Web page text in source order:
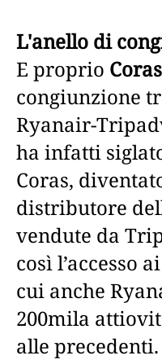
L'anello di
E proprio Coras
congiunzione
Ryanair-
ha infatti
Coras,
distributore
vendute da
così l’accesso
cui anche
200mila
alle precedenti.